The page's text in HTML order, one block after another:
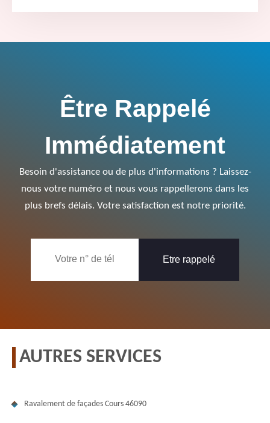
Être Rappelé
Immédiatement
Besoin d'assistance ou de plus d'informations ? Laissez-
nous votre numéro et nous vous rappellerons dans les
plus brefs délais. Votre satisfaction est notre priorité.
AUTRES SERVICES
Ravalement de façades Cours 46090